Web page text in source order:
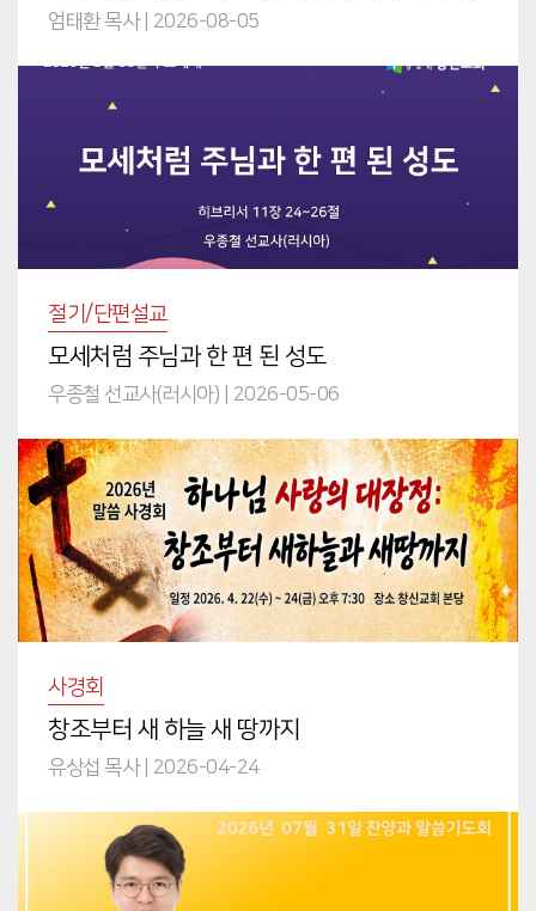
엄태환 목사| 2026-08-05
절기/단편설교
모세처럼 주님과 한 편 된 성도
우종철 선교사(러시아) 2026-05-06
사경회
창조부터 새 하늘 새 땅까지
유상섭 목사| 2026-04-24